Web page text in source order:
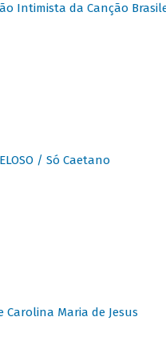
Intimista da Canção
/ Só Caetano
Carolina Maria de Jesus